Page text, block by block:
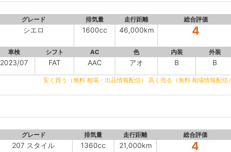
グレード 排気量 走行距離 総合評価
シエロ 1600cc 46,000km 4
車検 シフト AC 色 内装 外装
2023/07 FAT AAC アオ B B
安く買う（無料 相場・出品情報配信） 高く売る（無料 相場情報配信）
グレード 排気量 走行距離 総合評価
207 スタイル 1360cc 21,000km 4